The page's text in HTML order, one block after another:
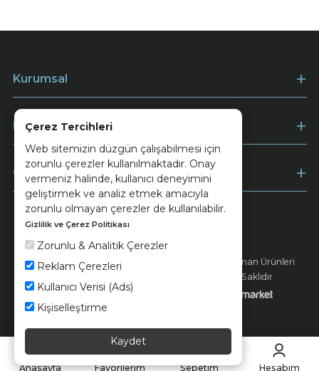
Çerez Tercihleri
Web sitemizin düzgün çalışabilmesi için
zorunlu çerezler kullanılmaktadır. Onay
vermeniz halinde, kullanıcı deneyimini
geliştirmek ve analiz etmek amacıyla
zorunlu olmayan çerezler de kullanılabilir.
Gizlilik ve Çerez Politikası
Zorunlu & Analitik Çerezler
Reklam Çerezleri
Kullanıcı Verisi (Ads)
Kişiselleştirme
Kaydet
Kurumsal
Müşteri Hizmetleri
Ödeme
© 2026 Ünsa Madencilik Turizm Enerji Seramik Orman Ürünleri
Elektrik Üretim San. ve Tic. A.Ş. - Tüm Hakları Saklıdır
Anasayfa Favorilerim Sepetim Hesabım